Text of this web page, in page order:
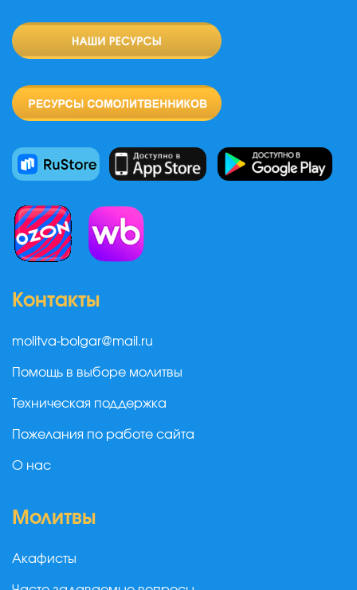
Контакты
molitva-bolgar@mail.ru
Помощь в выборе молитвы
Техническая поддержка
Пожелания по работе сайта
О нас
Молитвы
Акафисты